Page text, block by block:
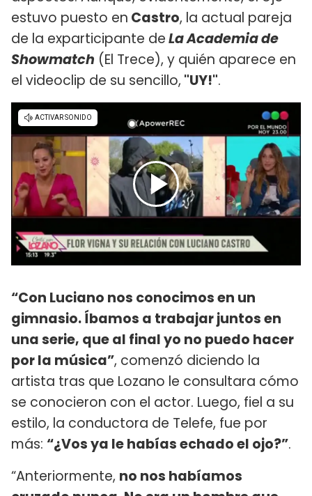
estuvo puesto en Castro, la actual pareja
de la exparticipante deLa Academia de
Showmatch (El Trece), y quién aparece en
el videoclip de su sencillo, "UY!".
“Con Luciano nos conocimos en un
gimnasio. Íbamos a trabajar juntos en
una serie, que al final yo no puedo hacer
por la música”, comenzó diciendo la
artista tras que Lozano le consultara cómo
se conocieron con el actor. Luego, fiel a su
estilo, la conductora de Telefe, fue por
más: “¿Vos ya le habías echado el ojo?”.
“Anteriormente, no nos habíamos